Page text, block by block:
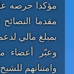
مؤكدا حرصه
مقدما النصائح
بمبلغ مالي
وعبّر أعضاء
وامتنانهم